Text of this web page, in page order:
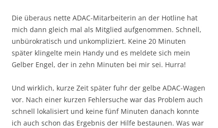
Die überaus nette ADAC-Mitarbeiterin an der Hotline hat
mich dann gleich mal als Mitglied aufgenommen. Schnell,
unbürokratisch und unkompliziert. Keine 20 Minuten
später klingelte mein Handy und es meldete sich mein
Gelber Engel, der in zehn Minuten bei mir sei. Hurra!
Und wirklich, kurze Zeit später fuhr der gelbe ADAC-Wagen
vor. Nach einer kurzen Fehlersuche war das Problem auch
schnell lokalisiert und keine fünf Minuten danach konnte
ich auch schon das Ergebnis der Hilfe bestaunen. Was war